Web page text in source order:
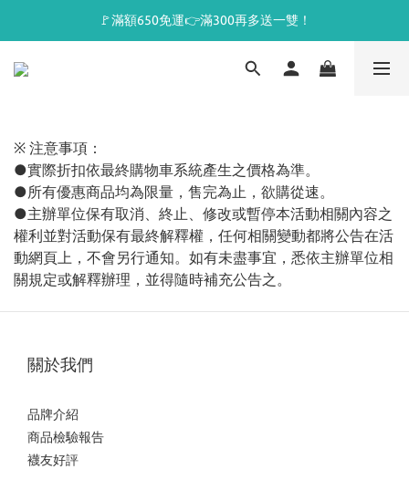
🚩滿額650免運👉滿300再多送一雙！
※ 注意事項：
●實際折扣依最終購物車系統產生之價格為準。
●所有優惠商品均為限量，售完為止，欲購從速。
●主辦單位保有取消、終止、修改或暫停本活動相關內容之
權利並對活動保有最終解釋權，任何相關變動都將公告在活
動網頁上，不會另行通知。如有未盡事宜，悉依主辦單位相
關規定或解釋辦理，並得隨時補充公告之。
關於我們
品牌介紹
商品檢驗報告
襪友好評